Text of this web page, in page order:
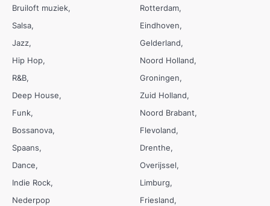
Bruiloft muziek
Salsa
Jazz
Hip Hop
R&B
Deep House
Funk
Bossanova
Spaans
Dance
Indie Rock
Nederpop
Rotterdam
Eindhoven
Gelderland
Noord Holland
Groningen
Zuid Holland
Noord Brabant
Flevoland
Drenthe
Overijssel
Limburg
Friesland